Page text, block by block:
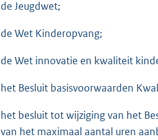
de Jeugdwet;
de Wet Kinderopvang;
de Wet innovatie en kwaliteit
het Besluit basisvoorwaarden
het besluit tot wijziging van het
van het maximaal aantal uren